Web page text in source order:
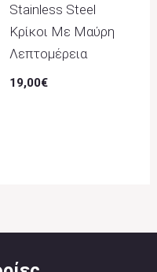
Stainless Steel
Κρίκοι Με Μαύρη
Λεπτομέρεια
19,00€